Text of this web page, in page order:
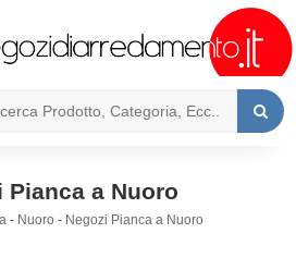
Pianca a Nuoro
- Nuoro - Negozi Pianca a Nuoro